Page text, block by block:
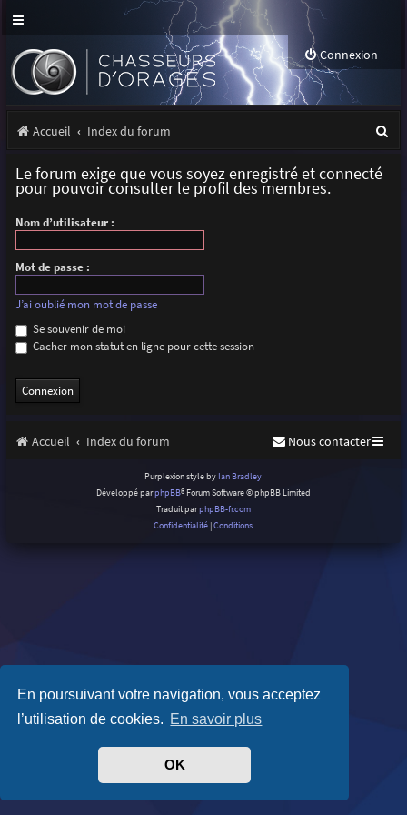
En poursuivant votre navigation, vous acceptez
l’utilisation de cookies. En savoir plus
OK
Connexion
Accueil Index du forum
Le forum exige que vous soyez enregistré et connecté
pour pouvoir consulter le profil des membres.
Nom d’utilisateur :
Mot de passe :
J’ai oublié mon mot de passe
Se souvenir de moi
Cacher mon statut en ligne pour cette session
Accueil Index du forum Nous contacter
Purplexion style by Ian Bradley
Développé parphpBB® Forum Software © phpBB Limited
Traduit parphpBB-fr.com
Confidentialité |Conditions